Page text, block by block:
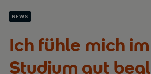
NEWS
Ich fühle mich
Studium gut